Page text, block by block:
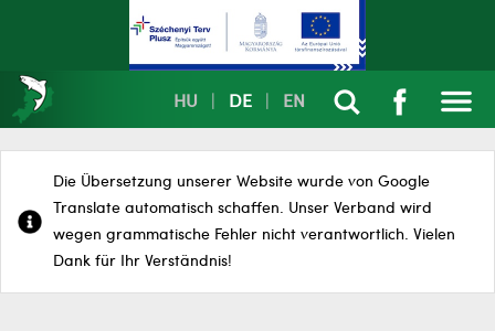
HU DE EN
Die Übersetzung unserer Website wurde von Google
Translate automatisch schaffen. Unser Verband wird
wegen grammatische Fehler nicht verantwortlich. Vielen
Dank für Ihr Verständnis!